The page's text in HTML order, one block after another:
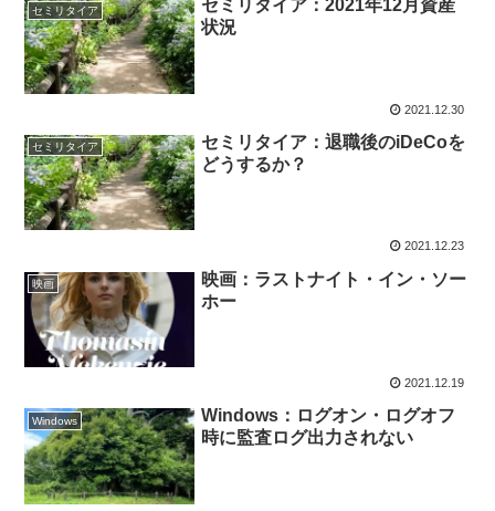
セミリタイア
セミリタイア：2021年12月資産
状況
2021.12.30
セミリタイア
セミリタイア：退職後のiDeCoを
どうするか？
2021.12.23
映画
映画：ラストナイト・イン・ソー
ホー
2021.12.19
Windows
Windows：ログオン・ログオフ
時に監査ログ出力されない